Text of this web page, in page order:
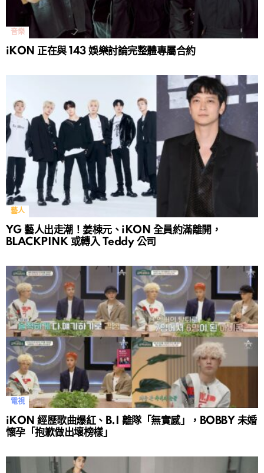
音樂
iKON 正在與 143 娛樂討論完整體專屬合約
藝人
YG 藝人出走潮！姜棟元、iKON 全員約滿離開，
BLACKPINK 或轉入 Teddy 公司
電視
iKON 經歷歌曲爆紅、B.I 離隊「無實感」，BOBBY 未婚
懷孕「抱歉做出壞榜樣」